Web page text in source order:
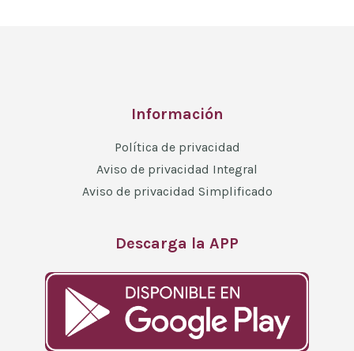
Información
Política de privacidad
Aviso de privacidad Integral
Aviso de privacidad Simplificado
Descarga la APP